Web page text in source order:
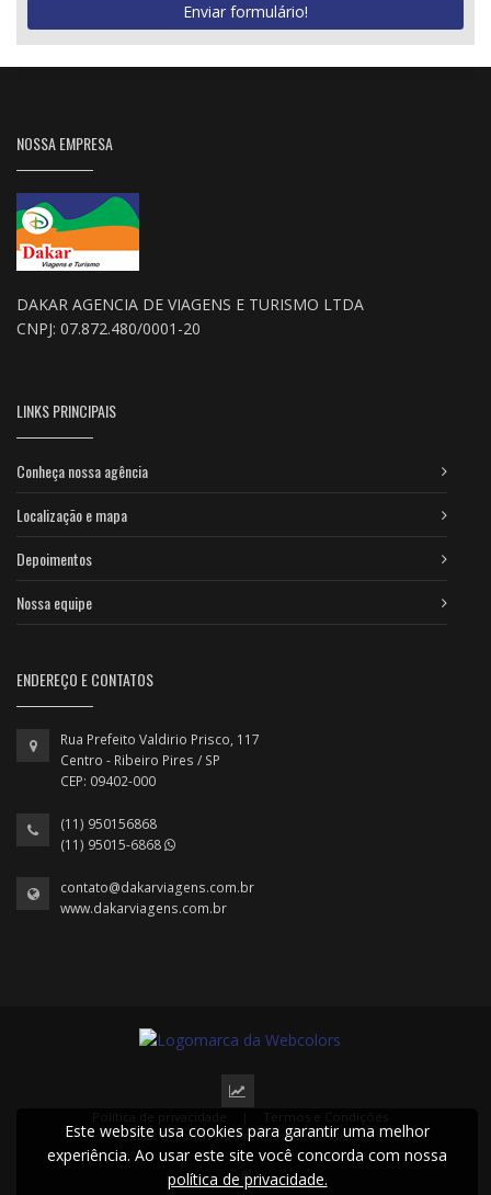
Enviar formulário!
NOSSA EMPRESA
DAKAR AGENCIA DE VIAGENS E TURISMO LTDA
CNPJ: 07.872.480/0001-20
LINKS PRINCIPAIS
Conheça nossa agência
Localização e mapa
Depoimentos
Nossa equipe
ENDEREÇO E CONTATOS
Rua Prefeito Valdirio Prisco, 117
Centro - Ribeiro Pires / SP
CEP: 09402-000
(11) 950156868
(11) 95015-6868
contato@dakarviagens.com.br
www.dakarviagens.com.br
2022 © Todos os direitos reservados.
Este website usa cookies para garantir uma melhor
experiência. Ao usar este site você concorda com nossa
política de privacidade.